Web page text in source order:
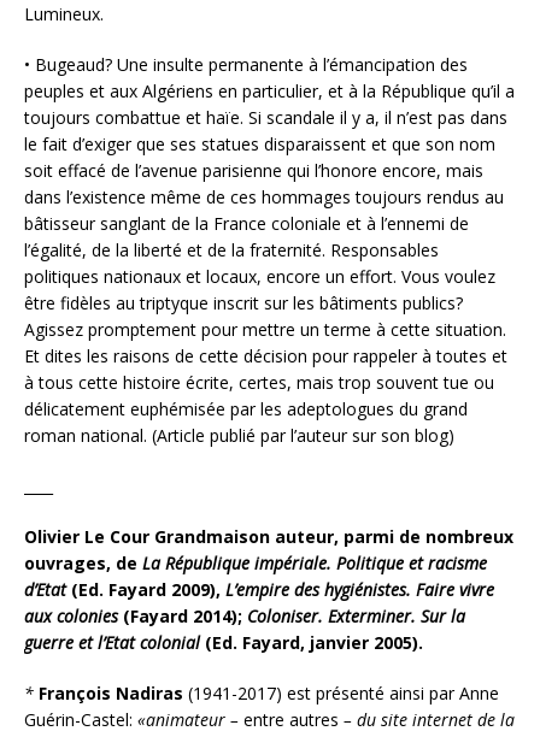
Lumineux.
• Bugeaud? Une insulte permanente à l’émancipation des
peuples et aux Algériens en particulier, et à la République qu’il a
toujours combattue et haïe. Si scandale il y a, il n’est pas dans
le fait d’exiger que ses statues disparaissent et que son nom
soit effacé de l’avenue parisienne qui l’honore encore, mais
dans l’existence même de ces hommages toujours rendus au
bâtisseur sanglant de la France coloniale et à l’ennemi de
l’égalité, de la liberté et de la fraternité. Responsables
politiques nationaux et locaux, encore un effort. Vous voulez
être fidèles au triptyque inscrit sur les bâtiments publics?
Agissez promptement pour mettre un terme à cette situation.
Et dites les raisons de cette décision pour rappeler à toutes et
à tous cette histoire écrite, certes, mais trop souvent tue ou
délicatement euphémisée par les adeptologues du grand
roman national. (Article publié par l’auteur sur son blog)
Olivier Le Cour Grandmaison auteur, parmi de nombreux
ouvrages, de La République impériale. Politique et racisme
d’Etat(Ed. Fayard 2009), L’empire des hygiénistes. Faire vivre
aux colonies (Fayard 2014); Coloniser. Exterminer. Sur la
guerre et l’Etat colonial (Ed. Fayard, janvier 2005).
* François Nadiras (1941-2017) est présenté ainsi par Anne
Guérin-Castel: «animateur – entre autres – du site internet de la